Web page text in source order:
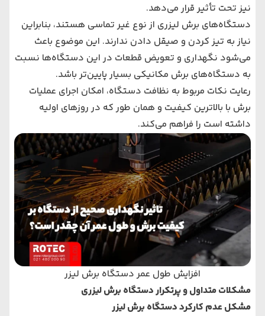
نیز تحت تأثیر قرار می‌دهد.
دستگاه‌های برش لیزری از نوع غیر تماسی هستند، بنابراین
نیاز به تیز کردن و صیقل دادن ندارند. این موضوع باعث
می‌شود نگهداری و تعویض قطعات در این دستگاه‌ها نسبت
به دستگاه‌های برش مکانیکی بسیار پایین‌تر باشد.
رعایت نکات مربوط به نظافت دستگاه، امکان اجرای عملیات
برش با بالاترین کیفیت و همان طور که در روزهای اولیه
داشته است را فراهم می‌کند.
افزایش طول عمر دستگاه برش لیزر
مشکلات متداول و پرتکرار دستگاه برش لیزری
مشکل عدم کارکرد دستگاه برش لیزر